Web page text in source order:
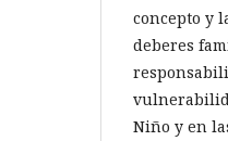
concepto y
deberes
Niño y en